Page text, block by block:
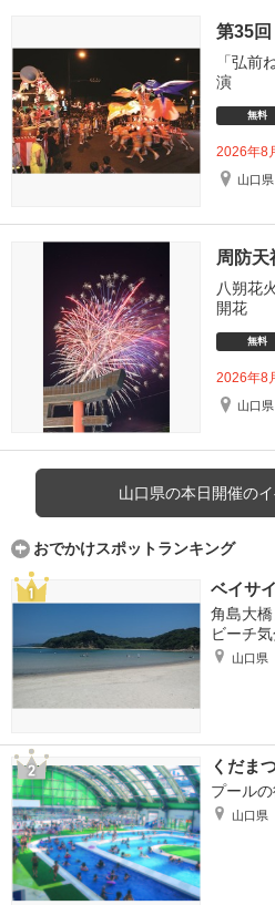
第35
「弘前
演
無料
2026年8
山口県
周防天
八朔花
開花
無料
2026年8
山口県
山口県の本日開催の
おでかけスポットランキング
ベイサ
角島大
ビーチ
山口県
くだま
プール
山口県